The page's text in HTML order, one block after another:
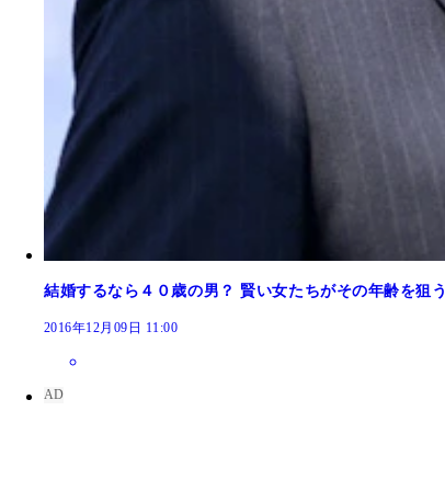
不規則な食生活、ストレス、そして運動不
フィジカル面のあらゆる能力は２０歳をピ
結婚するなら４０歳の男？ 賢い女たちがその年齢を狙
2016年12月09日 11:00